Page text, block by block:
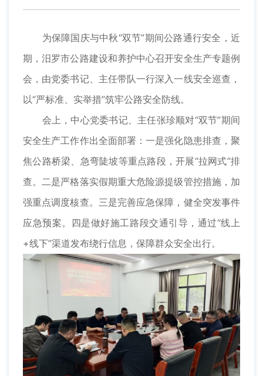
为保障国庆与中秋“双节”期间公路通行安全，近
期，汨罗市公路建设和养护中心召开安全生产专题例
会，由党委书记、主任带队一行深入一线安全巡查，
以“严标准、实举措”筑牢公路安全防线。
会上，中心党委书记、主任张珍顺对“双节”期间
安全生产工作作出全面部署：一是强化隐患排查，聚
焦公路桥梁、急弯陡坡等重点路段，开展“拉网式”排
查。二是严格落实假期重大危险源提级管控措施，加
强重点调度核查。三是完善应急保障，健全突发事件
应急预案。四是做好施工路段交通引导，通过“线上
+线下”渠道发布绕行信息，保障群众安全出行。